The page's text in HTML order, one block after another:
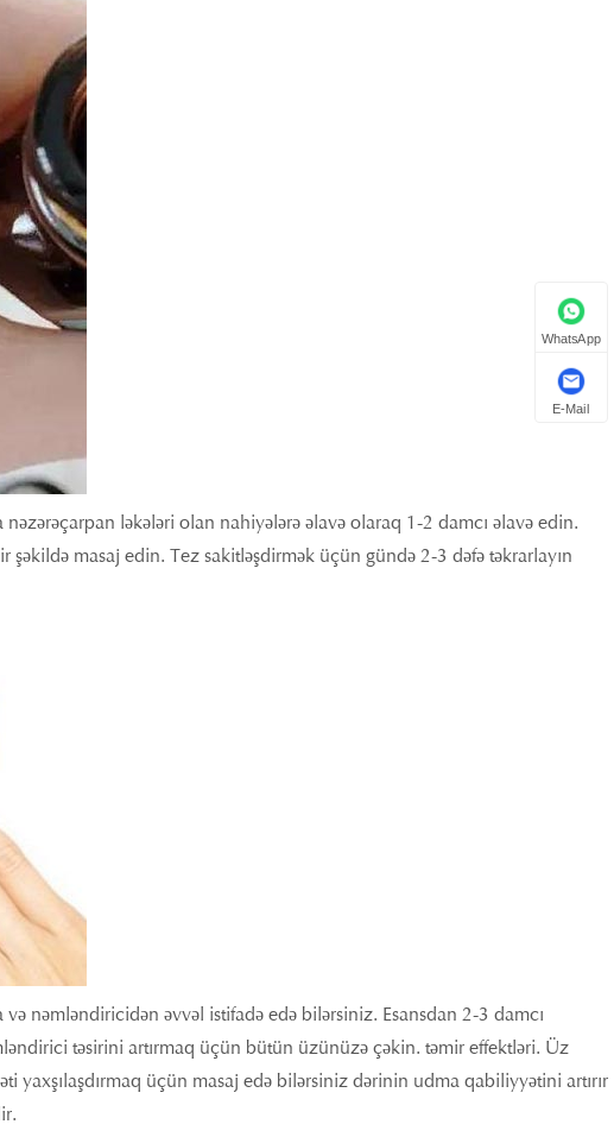
ləkələri olan nahiyələrə əlavə olaraq 1-2 damcı əlavə edin.
masaj edin. Tez sakitləşdirmək üçün gündə 2-3 dəfə təkrarlayın
nəmləndiricidən əvvəl istifadə edə bilərsiniz. Esansdan 2-3 damcı
təsirini artırmaq üçün bütün üzünüzə çəkin. təmir effektləri. Üz
yaxşılaşdırmaq üçün masaj edə bilərsiniz dərinin udma qabiliyyətini artırır
WhatsApp
E-Mail